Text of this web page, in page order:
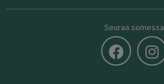
Seuraa somessa